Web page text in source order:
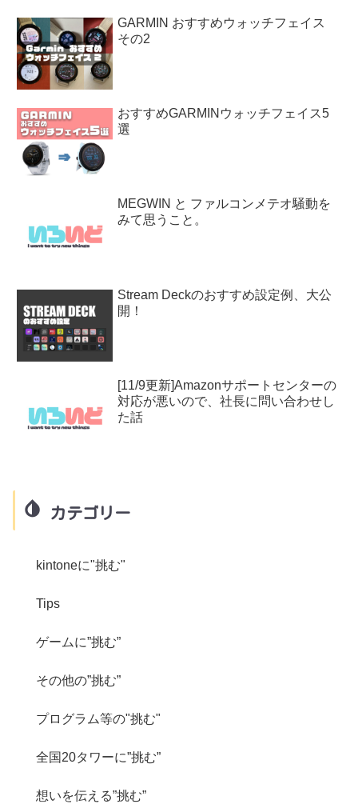
GARMIN おすすめウォッチフェイス
その2
おすすめGARMINウォッチフェイス5
選
MEGWIN と ファルコンメテオ騒動を
みて思うこと。
Stream Deckのおすすめ設定例、大公
開！
[11/9更新]Amazonサポートセンターの
対応が悪いので、社長に問い合わせし
た話
カテゴリー
kintoneに"挑む"
Tips
ゲームに”挑む”
その他の”挑む”
プログラム等の"挑む"
全国20タワーに”挑む”
想いを伝える”挑む”